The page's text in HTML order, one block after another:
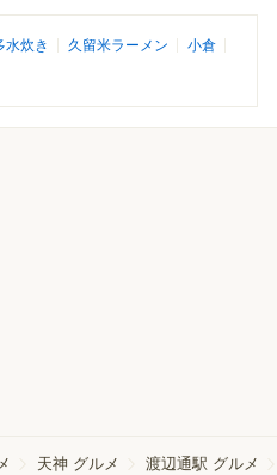
水炊き 久留米ラーメン
小倉
天神 グルメ 渡辺通駅 グルメ